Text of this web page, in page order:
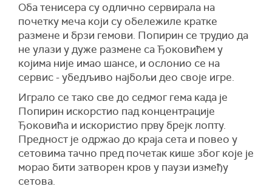
Оба тенисера су одлично сервирала на
почетку меча који су обележиле кратке
размене и брзи гемови. Попирин се трудио да
не улази у дуже размене са Ђоковићем у
којима није имао шансе, и ослонио се на
сервис - убедљиво најбољи део своје игре.
Играло се тако све до седмог гема када је
Попирин искорстио пад концентрације
Ђоковића и искористио прву брејк лопту.
Предност је одржао до краја сета и повео у
сетовима тачно пред почетак кише због које је
морао бити затворен кров у паузи између
сетова.